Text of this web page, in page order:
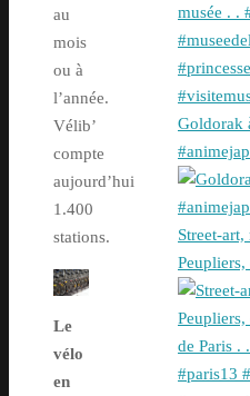
au
mois
ou à
l’année.
Vélib’
compte
aujourd’hui
1.400
stations.
Le
vélo
en
Goldorak
Street-art,
Peupliers,